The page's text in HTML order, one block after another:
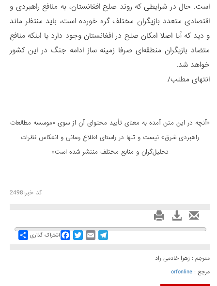
است. حال در شرایطی که روند صلح افغانستان، به منافع راهبردی و
اقتصادی متعدد بازیگران مختلف گره خورده است، باید منتظر ماند
و دید که آیا اصلا امکان صلح در افغانستان وجود دارد یا اینکه منافع
متضاد بازیگران منطقه‌ای صرفا زمینه ساز ادامه جنگ در این کشور
خواهد شد.
انتهای مطلب/
«آنچه در این متن آمده به معنای تأیید محتوای آن از سوی «موسسه مطالعات
راهبردی شرق» نیست و تنها در راستای اطلاع رسانی و انعكاس نظرات
تحليل‌گران و منابع مختلف منتشر شده است»
کد خبر:2498
Share اشتراک گذاری
FacebookTwitterEmail
Telegram
مترجم : زهرا خادمی راد
مرجع : orfonline